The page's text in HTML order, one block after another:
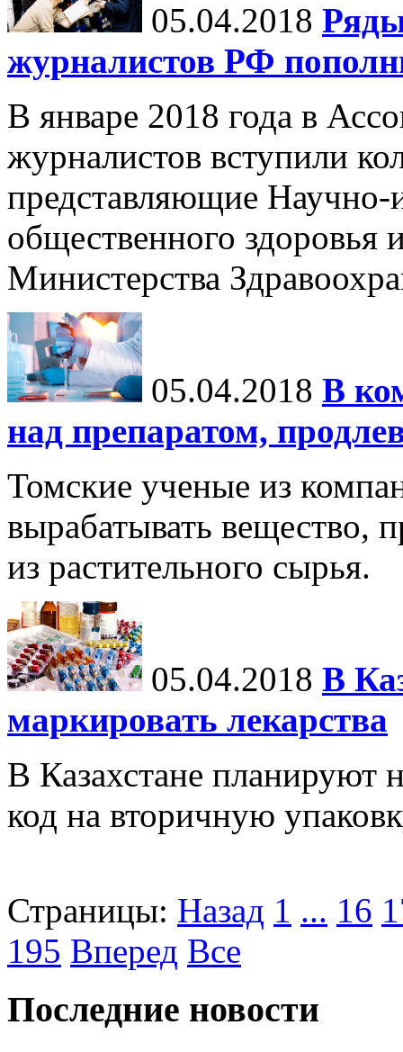
05.04.2018
журналистов РФ
В январе 2018 года в
журналистов вступили
представляющие Научно-
общественного здоровья
Министерства
05.04.2018 В
над препаратом,
Томские ученые из
вырабатывать вещество,
из растительного сырья.
05.04.2018 В
маркировать лекарства
В Казахстане планируют
код на вторичную
Страницы: Назад 1 ... 16
195 Вперед Все
Последние новости